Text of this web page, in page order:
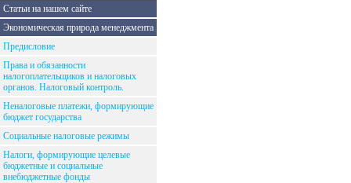
Статьи на нашем сайте
Экономическая природа менеджмента
Предисловие
Права и обязанности
налогоплательщиков и налоговых
органов. Налоговый контроль.
Неналоговые платежи, формирующие
бюджет государства
Социальные налоговые режимы
Налоги, формирующие целевые
бюджетные и социальные
внебюджетные фонды